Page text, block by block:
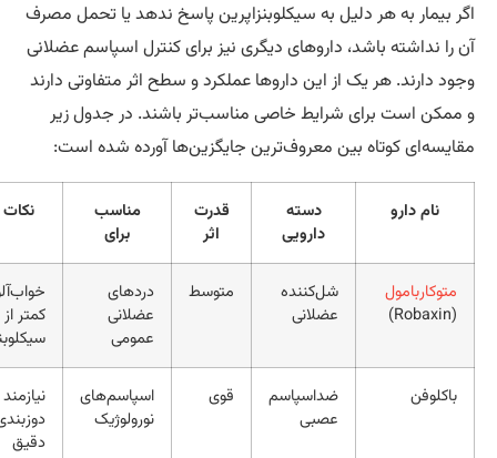
به هر دلیل به سیکلوبنزاپرین پاسخ ندهد یا تحمل مصرف
باشد، داروهای دیگری نیز برای کنترل اسپاسم عضلانی
هر یک از این داروها عملکرد و سطح اثر متفاوتی دارند
است برای شرایط خاصی مناسب‌تر باشند. در جدول زیر
کوتاه بین معروف‌ترین جایگزین‌ها آورده شده است:
قدرت
مناسب
نکات مهم
شل‌کننده
عضلانی
متوسط
دردهای
خواب‌آلودگی
سیکلوبنزاپرین
ضداسپاسم
قوی
اسپاسم‌های
نورولوژیک
نیازمند
دوزبندی